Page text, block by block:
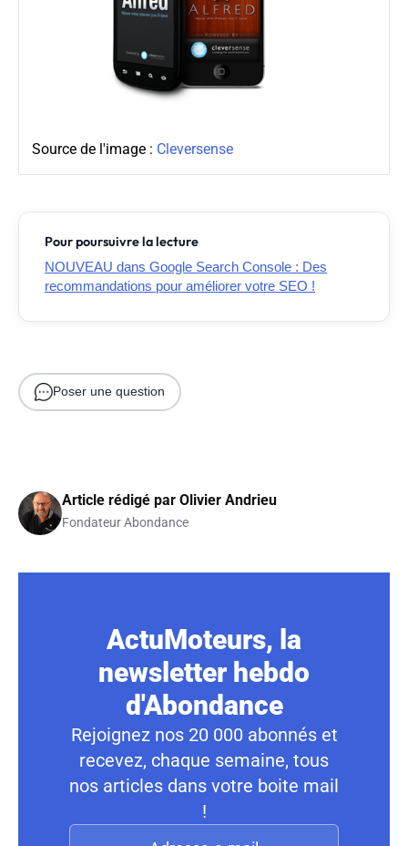
Source de l'image : Cleversense
Pour poursuivre la lecture
NOUVEAU dans Google Search Console : Des
recommandations pour améliorer votre SEO !
Poser une question
Article rédigé par Olivier Andrieu
Fondateur Abondance
ActuMoteurs, la
newsletter hebdo
d'Abondance
Rejoignez nos 20 000 abonnés et
recevez, chaque semaine, tous
nos articles dans votre boite mail
!